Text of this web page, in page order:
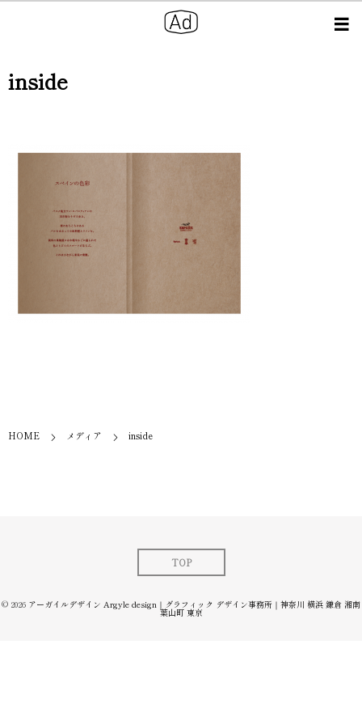
inside
HOME メディア inside
TOP
© 2026 アーガイルデザイン Argyle design｜グラフィック デザイン事務所｜神奈川 横浜 鎌倉 湘南
葉山町 東京